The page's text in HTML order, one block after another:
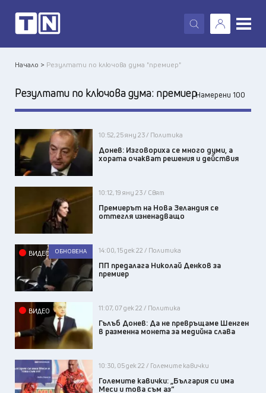
X
Начало > Резултати по ключова дума "премиер"
Резултати по ключова дума: премиерНамерени 100
10:52, 25 яну 23 / Политика
Донев: Изговориха се много думи, а
хората очакват решения и действия
10:12, 19 яну 23 / Свят
Премиерът на Нова Зеландия се
оттегля изненадващо
ВИДЕО ОБНОВЕНА 14:00, 15 дек 22 / Политика
ПП предалага Николай Денков за
премиер
ВИДЕО 11:07, 07 дек 22 / Политика
Гълъб Донев: Да не превръщаме Шенген
в разменна монета за медийна слава
10:30, 05 дек 22 / Големите кавички
Големите кавички: „България си има
Меси и това съм аз“